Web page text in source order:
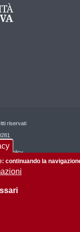
riservati
policy
continuando la